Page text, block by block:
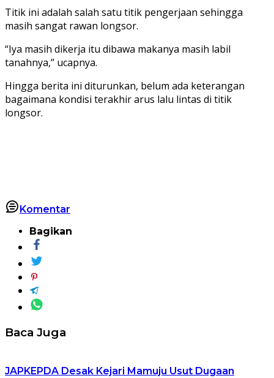
Titik ini adalah salah satu titik pengerjaan sehingga
masih sangat rawan longsor.
“Iya masih dikerja itu dibawa makanya masih labil
tanahnya,” ucapnya.
Hingga berita ini diturunkan, belum ada keterangan
bagaimana kondisi terakhir arus lalu lintas di titik
longsor.
Komentar
Bagikan
Baca Juga
JAPKEPDA Desak Kejari Mamuju Usut Dugaan